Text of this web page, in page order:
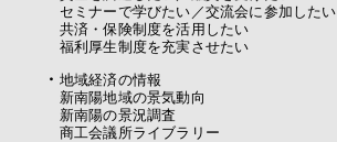
セミナーで学びたい／交流会に参加したい
共済・保険制度を活用したい
福利厚生制度を充実させたい
地域経済の情報
新南陽地域の景気動向
新南陽の景況調査
商工会議所ライブラリー